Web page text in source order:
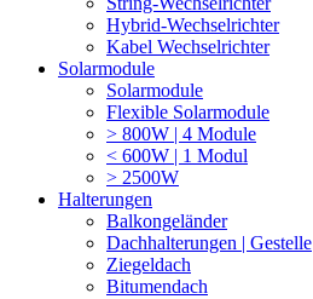
Hybrid-Wechselrichter
Kabel Wechselrichter
Solarmodule
Solarmodule
Flexible Solarmodule
> 800W | 4 Module
< 600W | 1 Modul
> 2500W
Halterungen
Balkongeländer
Dachhalterungen | Gestelle
Ziegeldach
Bitumendach